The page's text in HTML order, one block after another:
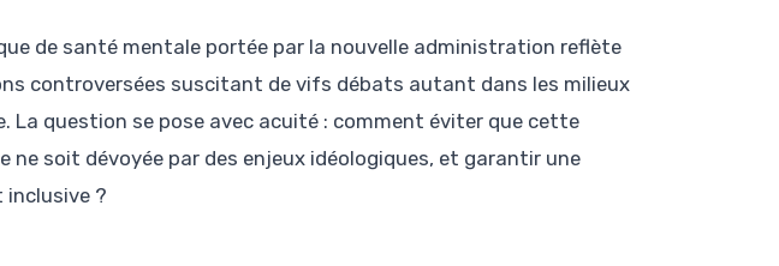
de santé mentale portée par la nouvelle administration reflète
controversées suscitant de vifs débats autant dans les milieux
La question se pose avec acuité : comment éviter que cette
ne soit dévoyée par des enjeux idéologiques, et garantir une
inclusive ?